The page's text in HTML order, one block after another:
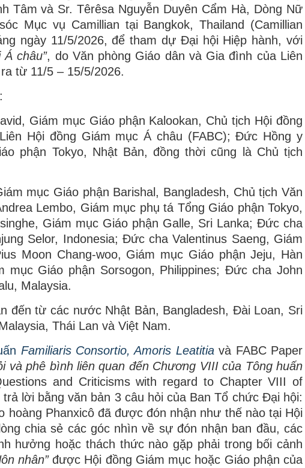
Tâm và Sr. Têrêsa Nguyễn Duyên Cẩm Hà, Dòng Nữ
Mục vụ Camillian tại Bangkok, Thailand (Camillian
ngày 11/5/2026, để tham dự Đại hội Hiệp hành, với
châu”, do Văn phòng Giáo dân và Gia đình của Liên
từ 11/5 – 15/5/2026.
Giám mục Giáo phận Kalookan, Chủ tịch Hội đồng
Hội đồng Giám mục Á châu (FABC); Đức Hồng y
phận Tokyo, Nhật Bản, đồng thời cũng là Chủ tịch
mục Giáo phận Barishal, Bangladesh, Chủ tịch Văn
Lembo, Giám mục phụ tá Tổng Giáo phận Tokyo,
Giám mục Giáo phận Galle, Sri Lanka; Đức cha
Selor, Indonesia; Đức cha Valentinus Saeng, Giám
Moon Chang-woo, Giám mục Giáo phận Jeju, Hàn
mục Giáo phận Sorsogon, Philippines; Đức cha John
Malaysia.
đến từ các nước Nhật Bản, Bangladesh, Đài Loan, Sri
Thái Lan và Việt Nam.
Familiaris Consortio, Amoris Leatitiavà FABC Paper
và phê bình liên quan đến Chương VIII của Tông huấn
and Criticisms with regard to Chapter VIII of
lời bằng văn bản 3 câu hỏi của Ban Tổ chức Đại hội:
Phanxicô đã được đón nhận như thế nào tại Hội
chia sẻ các góc nhìn về sự đón nhận ban đầu, các
hưởng hoặc thách thức nào gặp phải trong bối cảnh
nhân”được Hội đồng Giám mục hoặc Giáo phận của